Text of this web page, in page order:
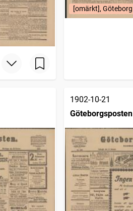
[omärkt], Göteborg
1902-10-21
Göteborgsposten